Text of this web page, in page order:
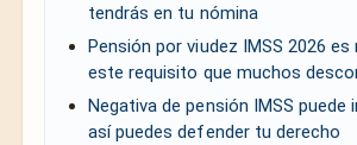
tendrás en tu nómina
Pensión por viudez IMSS 2026 es
este requisito que muchos
Negativa de pensión IMSS puede
así puedes defender tu derecho